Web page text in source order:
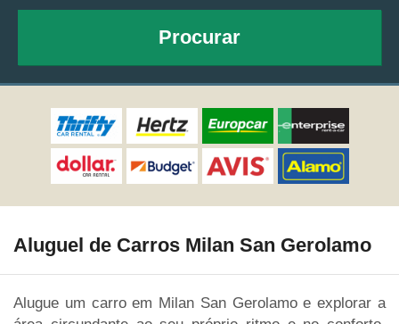
Procurar
Aluguel de Carros Milan San Gerolamo
Alugue um carro em Milan San Gerolamo e explorar a